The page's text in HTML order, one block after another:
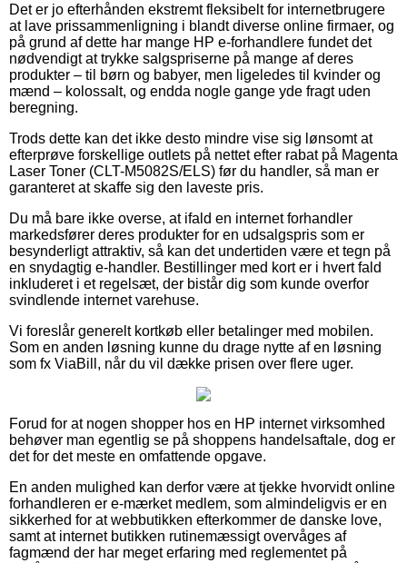
Det er jo efterhånden ekstremt fleksibelt for internetbrugere
at lave prissammenligning i blandt diverse online firmaer, og
på grund af dette har mange HP e-forhandlere fundet det
nødvendigt at trykke salgspriserne på mange af deres
produkter – til børn og babyer, men ligeledes til kvinder og
mænd – kolossalt, og endda nogle gange yde fragt uden
beregning.
Trods dette kan det ikke desto mindre vise sig lønsomt at
efterprøve forskellige outlets på nettet efter rabat på Magenta
Laser Toner (CLT-M5082S/ELS) før du handler, så man er
garanteret at skaffe sig den laveste pris.
Du må bare ikke overse, at ifald en internet forhandler
markedsfører deres produkter for en udsalgspris som er
besynderligt attraktiv, så kan det undertiden være et tegn på
en snydagtig e-handler. Bestillinger med kort er i hvert fald
inkluderet i et regelsæt, der bistår dig som kunde overfor
svindlende internet varehuse.
Vi foreslår generelt kortkøb eller betalinger med mobilen.
Som en anden løsning kunne du drage nytte af en løsning
som fx ViaBill, når du vil dække prisen over flere uger.
Forud for at nogen shopper hos en HP internet virksomhed
behøver man egentlig se på shoppens handelsaftale, dog er
det for det meste en omfattende opgave.
En anden mulighed kan derfor være at tjekke hvorvidt online
forhandleren er e-mærket medlem, som almindeligvis er en
sikkerhed for at webbutikken efterkommer de danske love,
samt at internet butikken rutinemæssigt overvåges af
fagmænd der har meget erfaring med reglementet på